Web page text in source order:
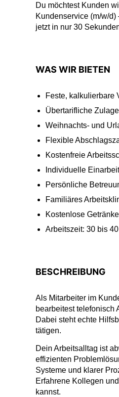
Du möchtest Kunden
Kundenservice (m/w/
jetzt in nur 30
WAS WIR BIETEN
Feste, kalkulierbare
Übertarifliche
Weihnachts- und
Flexible
Kostenfreie
Individuelle
Persönliche
Familiäres
Kostenlose
Arbeitszeit: 30 bis
BESCHREIBUNG
Als Mitarbeiter im
bearbeitest telefonisch
Dabei steht echte
tätigen.
Dein Arbeitsalltag ist
effizienten
Systeme und klarer
Erfahrene Kollegen
kannst.